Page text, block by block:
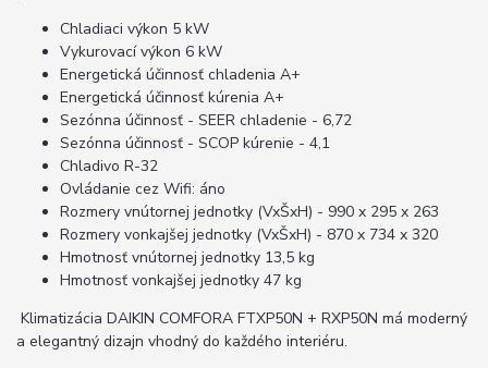
Chladiaci výkon 5 kW
Vykurovací výkon 6 kW
Energetická účinnosť chladenia A+
Energetická účinnosť kúrenia A+
Sezónna účinnosť - SEER chladenie - 6,72
Sezónna účinnosť - SCOP kúrenie - 4,1
Chladivo R-32
Ovládanie cez Wifi: áno
Rozmery vnútornej jednotky (VxŠxH) - 990 x 295 x 263
Rozmery vonkajšej jednotky (VxŠxH) - 870 x 734 x 320
Hmotnosť vnútornej jednotky 13,5 kg
Hmotnosť vonkajšej jednotky 47 kg
Klimatizácia DAIKIN COMFORA FTXP50N + RXP50N má moderný
a elegantný dizajn vhodný do každého interiéru.